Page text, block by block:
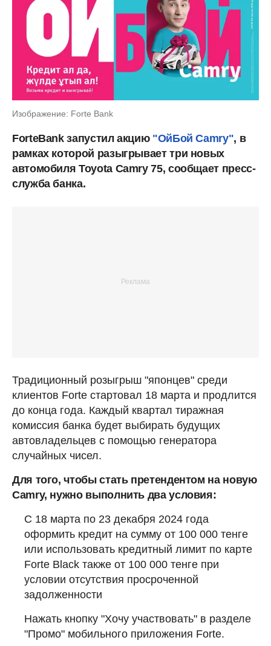
Изображение: Forte Bank
ForteBank запустил акцию "ОйБой Camry", в
рамках которой разыгрывает три новых
автомобиля Toyota Camry 75, сообщает пресс-
служба банка.
Традиционный розыгрыш "японцев" среди
клиентов Forte стартовал 18 марта и продлится
до конца года. Каждый квартал тиражная
комиссия банка будет выбирать будущих
автовладельцев с помощью генератора
случайных чисел.
Для того, чтобы стать претендентом на новую
Camry, нужно выполнить два условия:
С 18 марта по 23 декабря 2024 года
оформить кредит на сумму от 100 000 тенге
или использовать кредитный лимит по карте
Forte Black также от 100 000 тенге при
условии отсутствия просроченной
задолженности
Нажать кнопку "Хочу участвовать" в разделе
"Промо" мобильного приложения Forte.